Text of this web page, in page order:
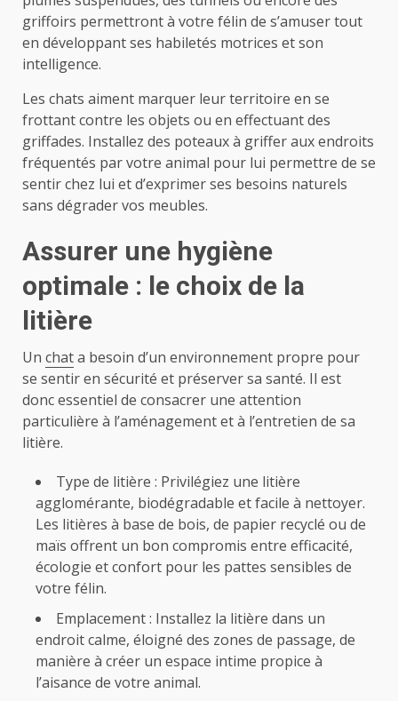
griffoirs permettront à votre félin de s’amuser tout
en développant ses habiletés motrices et son
intelligence.
Les chats aiment marquer leur territoire en se
frottant contre les objets ou en effectuant des
griffades. Installez des poteaux à griffer aux endroits
fréquentés par votre animal pour lui permettre de se
sentir chez lui et d’exprimer ses besoins naturels
sans dégrader vos meubles.
Assurer une hygiène
optimale : le choix de la
litière
Un chata besoin d’un environnement propre pour
se sentir en sécurité et préserver sa santé. Il est
donc essentiel de consacrer une attention
particulière à l’aménagement et à l’entretien de sa
litière.
Type de litière : Privilégiez une litière
agglomérante, biodégradable et facile à nettoyer.
Les litières à base de bois, de papier recyclé ou de
maïs offrent un bon compromis entre efficacité,
écologie et confort pour les pattes sensibles de
votre félin.
Emplacement : Installez la litière dans un
endroit calme, éloigné des zones de passage, de
manière à créer un espace intime propice à
l’aisance de votre animal.